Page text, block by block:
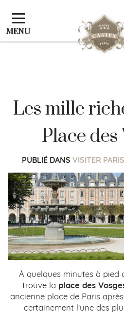
MENU
Les mille
Place des
PUBLIÉ DANS VISITER PARIS
À quelques minutes à pied
trouve la place des
ancienne place de Paris
certainement l'une des